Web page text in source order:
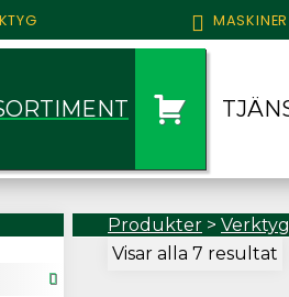
Produkter >
Visar alla 7 resultat